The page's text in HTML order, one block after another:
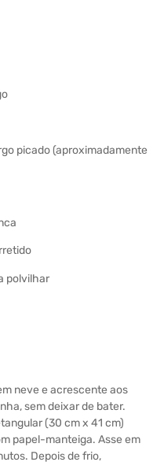
picado (aproximadamente
polvilhar
neve e acrescente aos
sem deixar de bater.
(30 cm x 41 cm)
papel-manteiga. Asse em
Depois de frio,